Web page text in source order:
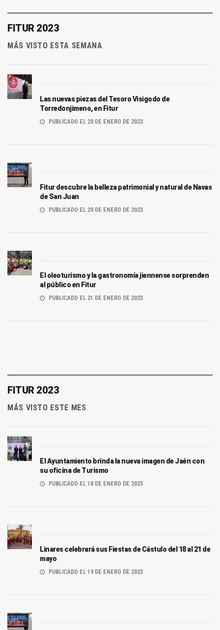
FITUR 2023
MÁS VISTO ESTA SEMANA
Las nuevas piezas del Tesoro Visigodo de
Torredonjimeno, en Fitur
PUBLICADO EL 20 DE ENERO DE 2023
Fitur descubre la belleza patrimonial y natural de Navas
de San Juan
PUBLICADO EL 20 DE ENERO DE 2023
El oleoturismo y la gastronomía jiennense sorprenden
al público en Fitur
PUBLICADO EL 21 DE ENERO DE 2023
FITUR 2023
MÁS VISTO ESTE MES
El Ayuntamiento brinda la nueva imagen de Jaén con
su oficina de Turismo
PUBLICADO EL 18 DE ENERO DE 2023
Linares celebrará sus Fiestas de Cástulo del 18 al 21 de
mayo
PUBLICADO EL 19 DE ENERO DE 2023